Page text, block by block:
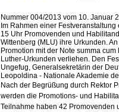
Nummer 004/2013 vom 10. Januar
Im Rahmen einer
15 Uhr Promovenden und
Wittenberg (MLU) ihre Urkunden.
Promotion mit der Note summa
Luther-Urkunden verliehen. Den
Ungefug, Generalsekretärin der
Leopoldina - Nationale Akademie
Nach der Begrüßung durch Rektor
werden die Promotions- und
Teilnahme haben 42 Promovenden